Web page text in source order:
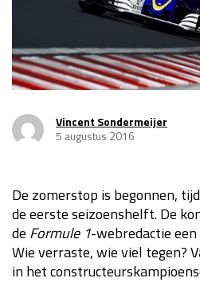
GP VERENIGDE STATEN 2026
GP MEXICO 2026
GP SÃO PAULO 2026
Kwalificatie
Race
Vincent Sondermeijer
5 augustus 2016
De zomerstop is begonnen,
de eerste seizoenshelft. De
de Formule 1-webredactie
Wie verraste, wie viel tegen?
in het